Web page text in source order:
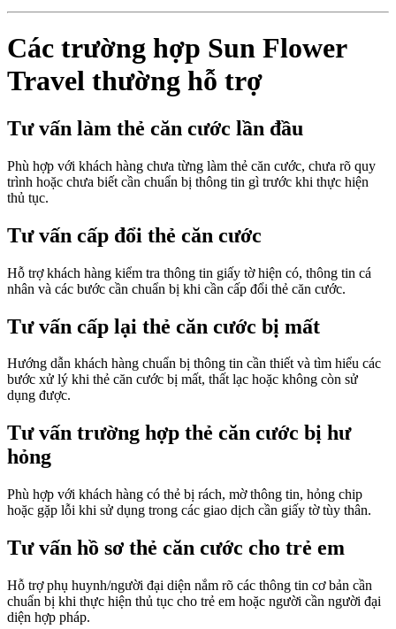
Các trường hợp Sun Flower
Travel thường hỗ trợ
Tư vấn làm thẻ căn cước lần đầu
Phù hợp với khách hàng chưa từng làm thẻ căn cước, chưa rõ quy
trình hoặc chưa biết cần chuẩn bị thông tin gì trước khi thực hiện
thủ tục.
Tư vấn cấp đổi thẻ căn cước
Hỗ trợ khách hàng kiểm tra thông tin giấy tờ hiện có, thông tin cá
nhân và các bước cần chuẩn bị khi cần cấp đổi thẻ căn cước.
Tư vấn cấp lại thẻ căn cước bị mất
Hướng dẫn khách hàng chuẩn bị thông tin cần thiết và tìm hiểu các
bước xử lý khi thẻ căn cước bị mất, thất lạc hoặc không còn sử
dụng được.
Tư vấn trường hợp thẻ căn cước bị hư
hỏng
Phù hợp với khách hàng có thẻ bị rách, mờ thông tin, hỏng chip
hoặc gặp lỗi khi sử dụng trong các giao dịch cần giấy tờ tùy thân.
Tư vấn hồ sơ thẻ căn cước cho trẻ em
Hỗ trợ phụ huynh/người đại diện nắm rõ các thông tin cơ bản cần
chuẩn bị khi thực hiện thủ tục cho trẻ em hoặc người cần người đại
diện hợp pháp.